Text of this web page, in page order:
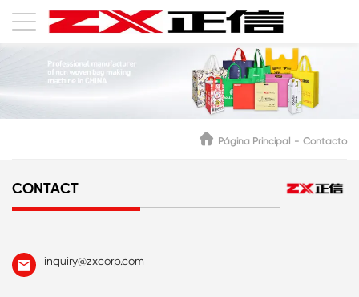
Página Principal Contacto
CONTACT
 inquiry@zxcorp.com